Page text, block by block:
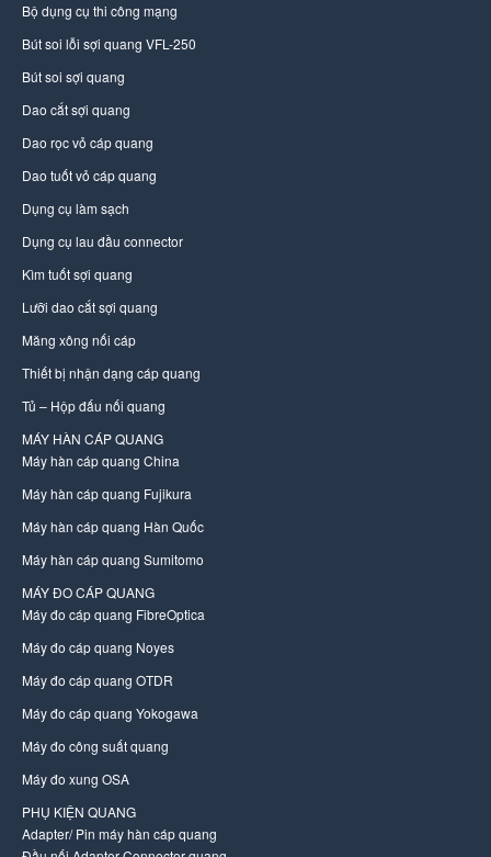
Bộ dụng cụ thi công mạng
Bút soi lỗi sợi quang VFL-250
Bút soi sợi quang
Dao cắt sợi quang
Dao rọc vỏ cáp quang
Dao tuốt vỏ cáp quang
Dụng cụ làm sạch
Dụng cụ lau đầu connector
Kìm tuốt sợi quang
Lưỡi dao cắt sợi quang
Măng xông nối cáp
Thiết bị nhận dạng cáp quang
Tủ – Hộp đấu nối quang
MÁY HÀN CÁP QUANG
Máy hàn cáp quang China
Máy hàn cáp quang Fujikura
Máy hàn cáp quang Hàn Quốc
Máy hàn cáp quang Sumitomo
MÁY ĐO CÁP QUANG
Máy đo cáp quang FibreOptica
Máy đo cáp quang Noyes
Máy đo cáp quang OTDR
Máy đo cáp quang Yokogawa
Máy đo công suất quang
Máy đo xung OSA
PHỤ KIỆN QUANG
Adapter/ Pin máy hàn cáp quang